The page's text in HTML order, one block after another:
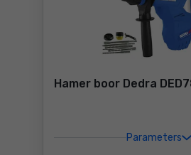
Hamer boor Dedra
Parameters